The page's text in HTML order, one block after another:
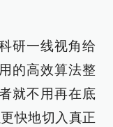
研一线视角给
的高效算法整
就不用再在底
快地切入真正